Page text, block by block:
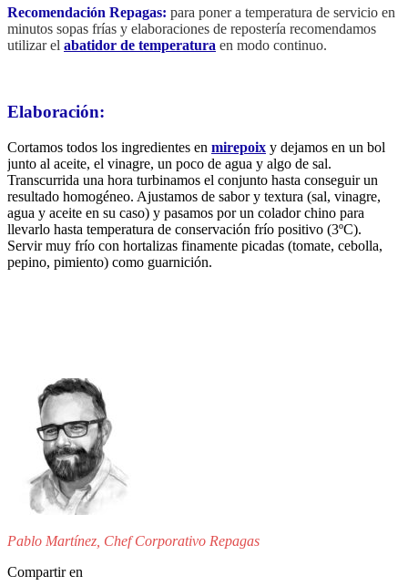
Recomendación Repagas: para poner a temperatura de servicio en
minutos sopas frías y elaboraciones de repostería recomendamos
utilizar el abatidor de temperatura en modo continuo.
Elaboración:
Cortamos todos los ingredientes en mirepoix y dejamos en un bol
junto al aceite, el vinagre, un poco de agua y algo de sal.
Transcurrida una hora turbinamos el conjunto hasta conseguir un
resultado homogéneo. Ajustamos de sabor y textura (sal, vinagre,
agua y aceite en su caso) y pasamos por un colador chino para
llevarlo hasta temperatura de conservación frío positivo (3ºC).
Servir muy frío con hortalizas finamente picadas (tomate, cebolla,
pepino, pimiento) como guarnición.
Pablo Martínez, Chef Corporativo Repagas
Compartir en